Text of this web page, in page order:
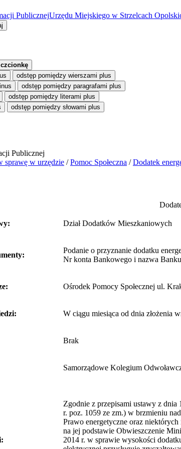
PublicznejUrzędu Miejskiego w Strzelcach
odstęp pomiędzy wierszami plus
odstęp pomiędzy paragrafami plus
odstęp pomiędzy literami plus
odstęp pomiędzy słowami plus
sprawę w urzędzie /Pomoc Społeczna /Dodatek
Dział Dodatków Mieszkaniowych
Podanie o przyznanie dodatku
Nr konta Bankowego i nazwa
Ośrodek Pomocy Społecznej ul.
W ciągu miesiąca od dnia złożenia
Brak
Samorządowe Kolegium
Zgodnie z przepisami ustawy z
r. poz. 1059 ze zm.) w brzmieniu
Prawo energetyczne oraz
na jej podstawie Obwieszczenie
2014 r. w sprawie wysokości